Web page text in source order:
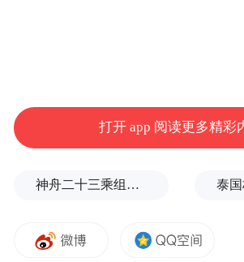
车都是名副其实的网红爆款
和帝豪GS可以称之为汽车界
也是我为什么在题目中提到
诚意。
打开 app 阅读更多精彩
神舟二十三乘组新画面：在太空用超声测肌肉，常态化开展健康管理